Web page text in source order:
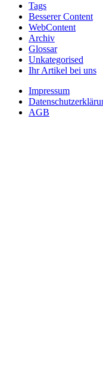
Tags
Besserer Content
WebContent
Archiv
Glossar
Unkategorised
Ihr Artikel bei uns
Impressum
AGB